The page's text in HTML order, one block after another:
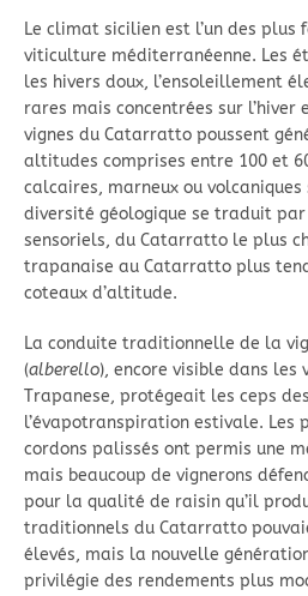
Le climat sicilien est l’un des plus
viticulture méditerranéenne. Les
les hivers doux, l’ensoleillement
rares mais concentrées sur l’hiver
vignes du Catarratto poussent
altitudes comprises entre 100 et
calcaires, marneux ou volcaniques
diversité géologique se traduit
sensoriels, du Catarratto le plus
trapanaise au Catarratto plus
coteaux d’altitude.
La conduite traditionnelle de la
(alberello), encore visible dans les
Trapanese, protégeait les ceps
l’évapotranspiration estivale. Les
cordons palissés ont permis une
mais beaucoup de vignerons
pour la qualité de raisin qu’il
traditionnels du Catarratto
élevés, mais la nouvelle
privilégie des rendements plus